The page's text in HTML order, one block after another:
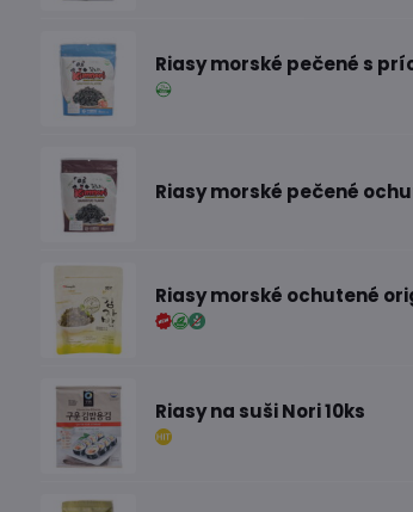
Riasy morské pečené s
Riasy morské pečené
Riasy morské ochutené
Riasy na suši Nori 10ks